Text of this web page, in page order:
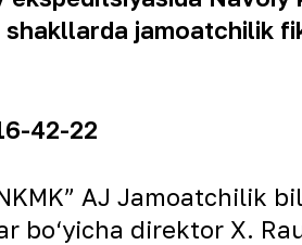
jamoatchilik
AJ Jamoatchilik
direktor X.